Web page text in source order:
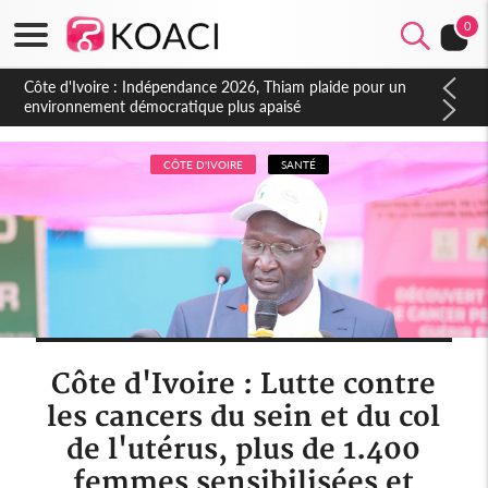
0
Côte d'Ivoire : Concours INFAS 2026, les convocations
seront disponibles à compter du samedi
CÔTE D'IVOIRE SANTÉ
Côte d'Ivoire : Lutte contre
les cancers du sein et du col
de l'utérus, plus de 1.400